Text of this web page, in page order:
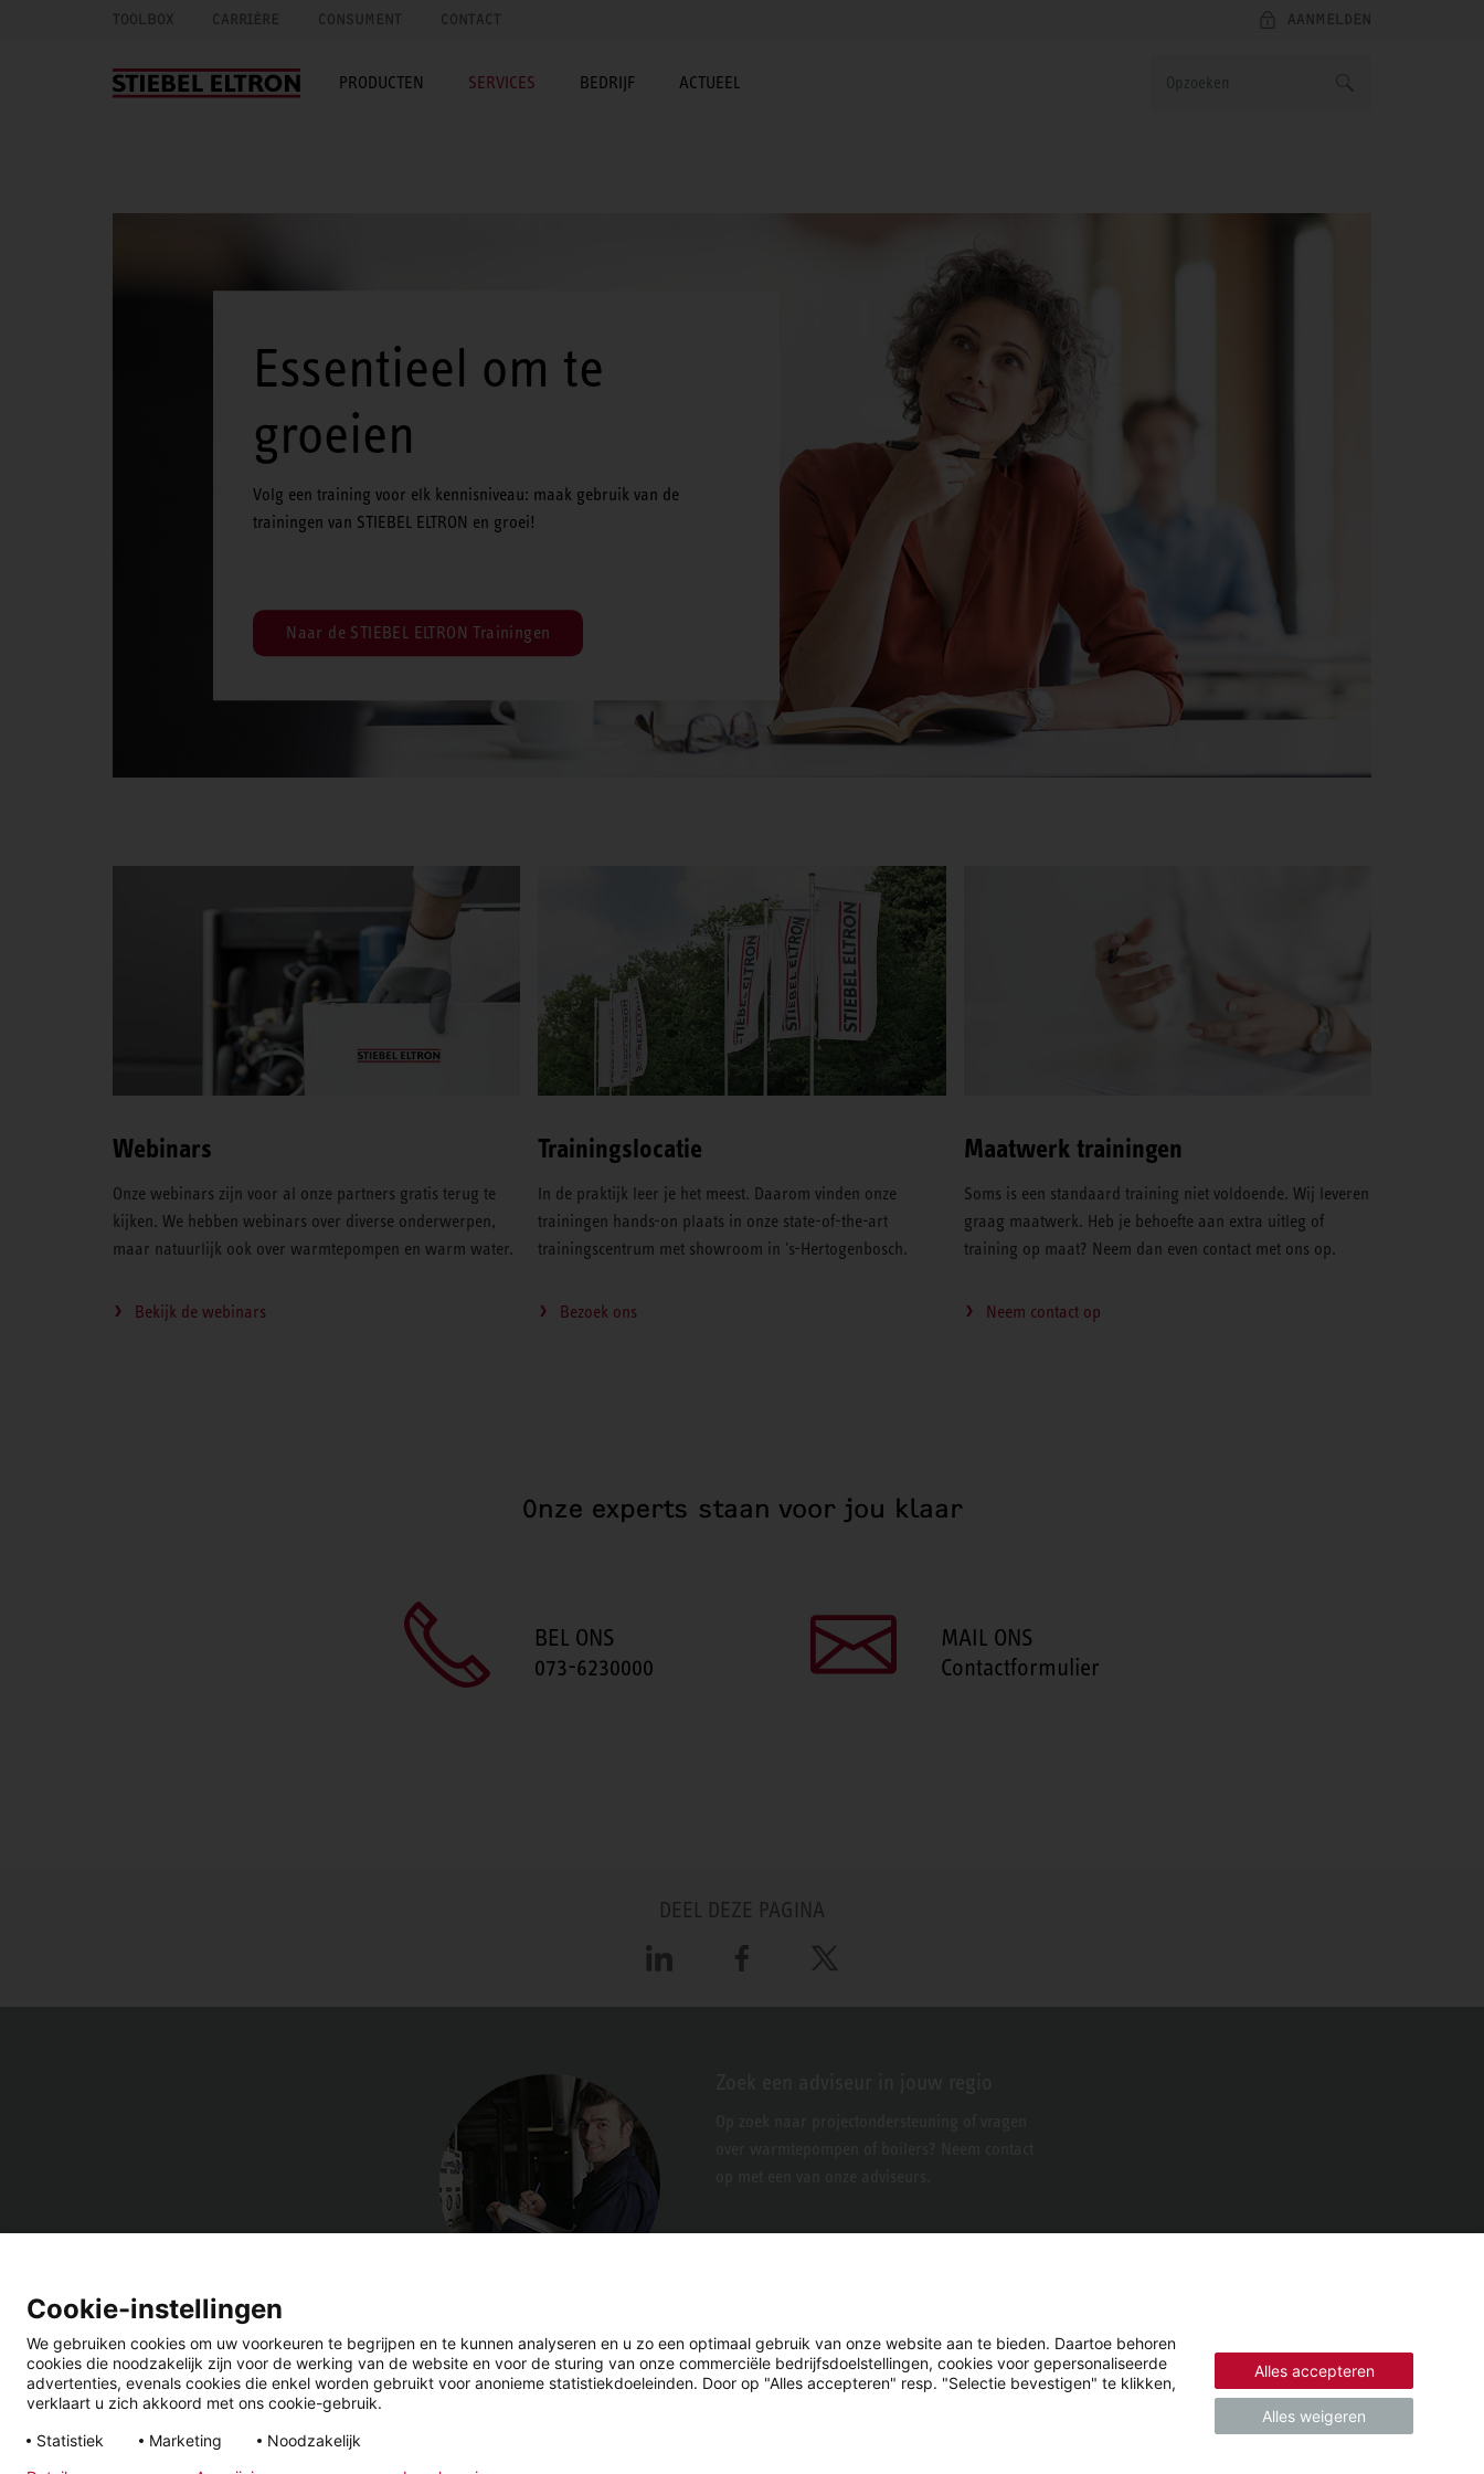
TOOLBOX CARRIÈRE CONSUMENT CONTACT AANMELDEN
PRODUCTEN SERVICES BEDRIJF ACTUEEL
Essentieel om te
groeien
Volg een training voor elk kennisniveau: maak gebruik van de
trainingen van STIEBEL ELTRON en groei!
Naar de STIEBEL ELTRON Trainingen
Webinars
Onze webinars zijn voor al onze partners gratis terug te
kijken. We hebben webinars over diverse onderwerpen,
maar natuurlijk ook over warmtepompen en warm water.
Bekijk de webinars
Trainingslocatie
In de praktijk leer je het meest. Daarom vinden onze
trainingen hands-on plaats in onze state-of-the-art
trainingscentrum met showroom in 's-Hertogenbosch.
Bezoek ons
Maatwerk trainingen
Soms is een standaard training niet voldoende. Wij leveren
graag maatwerk. Heb je behoefte aan extra uitleg of
training op maat? Neem dan even contact met ons op.
Neem contact op
Onze experts staan voor jou klaar
BEL ONS
073-6230000
MAIL ONS
Contactformulier
DEEL DEZE PAGINA
LinkedIn Facebook X
Wettelijke Privacyverklaring
© 2026 - STIEBEL ELTRON GmbH & Co. KG (DE)
Cookie-instellingen
We gebruiken cookies om uw voorkeuren te begrijpen en te kunnen analyseren en u zo een optimaal gebruik van onze website aan te bieden. Daartoe behoren
cookies die noodzakelijk zijn voor de werking van de website en voor de sturing van onze commerciële bedrijfsdoelstellingen, cookies voor gepersonaliseerde
advertenties, evenals cookies die enkel worden gebruikt voor anonieme statistiekdoeleinden. Door op "Alles accepteren" resp. "Selectie bevestigen" te klikken,
verklaart u zich akkoord met ons cookie-gebruik.
Statistiek
Marketing Noodzakelijk
Alles accepteren
Alles weigeren